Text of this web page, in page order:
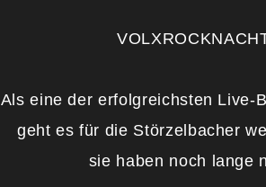
Als eine der erfolgreichsten Live-
geht es für die Störzelbacher
sie haben noch lange